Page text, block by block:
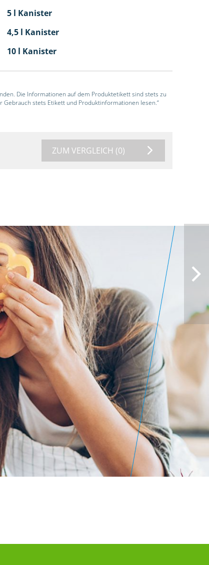
5 l Kanister
4,5 l Kanister
10 l Kanister
Die Informationen auf dem Produktetikett sind stets zu
Gebrauch stets Etikett und Produktinformationen lesen.“
ZUM VERGLEICH (0)